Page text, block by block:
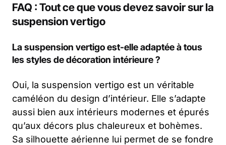
FAQ : Tout ce que vous devez savoir sur la
suspension vertigo
La suspension vertigo est-elle adaptée à tous
les styles de décoration intérieure ?
Oui, la suspension vertigo est un véritable
caméléon du design d’intérieur. Elle s’adapte
aussi bien aux intérieurs modernes et épurés
qu’aux décors plus chaleureux et bohèmes.
Sa silhouette aérienne lui permet de se fondre